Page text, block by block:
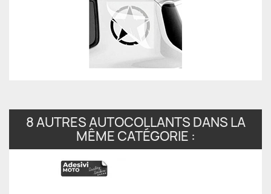
8 AUTRES AUTOCOLLANTS DANS LA
MÊME CATÉGORIE :